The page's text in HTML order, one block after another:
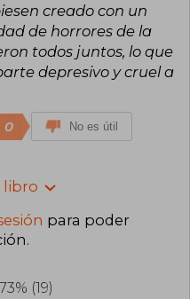
creado con un
de horrores de la
todos juntos, lo que
depresivo y cruel a
0 No es útil
libro
para poder
.
73% (19)